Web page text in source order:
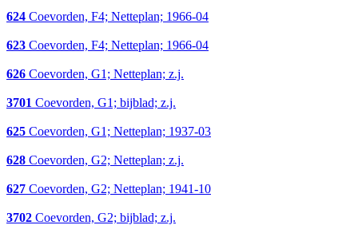
624 Coevorden, F4; Netteplan; 1966-04
623 Coevorden, F4; Netteplan; 1966-04
626 Coevorden, G1; Netteplan; z.j.
3701 Coevorden, G1; bijblad; z.j.
625 Coevorden, G1; Netteplan; 1937-03
628 Coevorden, G2; Netteplan; z.j.
627 Coevorden, G2; Netteplan; 1941-10
3702 Coevorden, G2; bijblad; z.j.